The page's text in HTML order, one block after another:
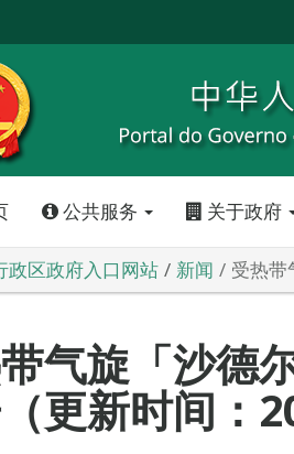
公共服务 关于政府
政区政府入口网站 新闻 受热带
气旋「沙德
更新时间：